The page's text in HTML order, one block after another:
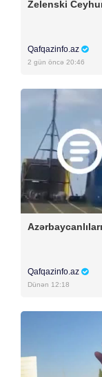
Zelenski
Qafqazinfo.az
2 gün öncə 20:46
Qafqazinfo.az
Dünən 12:18